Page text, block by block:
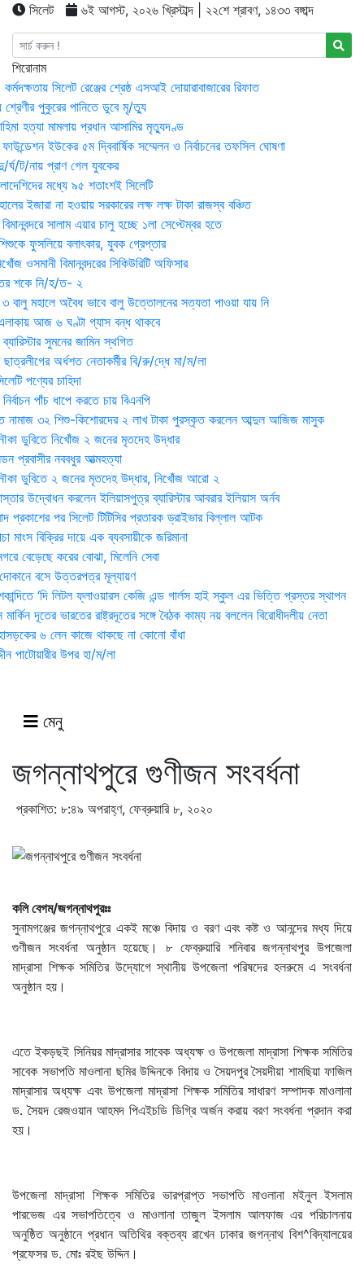
সিলেট ৬ই আগস্ট, ২০২৬ খ্রিস্টাব্দ | ২২শে শ্রাবণ, ১৪৩৩ বঙ্গাব্দ
শিরোনাম
সিলেট রেঞ্জের শ্রেষ্ঠ এসআই দোয়ারাবাজারের রিফাত
শ্রেণীর পুকুরের পানিতে ডুবে মৃ/ত্যু
হত্যা মামলায় প্রধান আসামির মৃত্যুদণ্ড
ইউকের ৫ম দ্বিবার্ষিক সম্মেলন ও নির্বাচনের তফসিল ঘোষণা
ট/নায় প্রাণ গেল যুবকের
মধ্যে ৯৫ শতাংশই সিলেটি
ইজারা না হওয়ায় সরকারের লক্ষ লক্ষ টাকা রাজস্ব বঞ্চিত
সালাম এয়ার চালু হচ্ছে ১লা সেপ্টেম্বর হতে
ফুসলিয়ে বলাৎকার, যুবক গ্রেপ্তার
ওসমানী বিমানবন্দরের সিকিউরিটি অফিসার
শকে নি/হ/ত- ২
বালু মহালে অবৈধ ভাবে বালু উত্তোলনের সত্যতা পাওয়া যায় নি
আজ ৬ ঘণ্টা গ্যাস বন্ধ থাকবে
সুমনের জামিন স্থগিত
ছাত্রলীগের অর্ধশত নেতাকর্মীর বি/রু/দ্ধে মা/ম/লা
পণ্যের চাহিদা
পাঁচ ধাপে করতে চায় বিএনপি
নামাজ ৩২ শিশু-কিশোরদের ২ লাখ টাকা পুরস্কৃত করলেন আব্দুল আজিজ মাসুক
ডুবিতে নিখোঁজ ২ জনের মৃতদেহ উদ্ধার
প্রবাসীর নববধুর আত্মহত্যা
ডুবিতে ২ জনের মৃতদেহ উদ্ধার, নিখোঁজ আরো ২
উদ্বোধন করলেন ইলিয়াসপুত্র ব্যারিস্টার আবরার ইলিয়াস অর্নব
প্রকাশের পর সিলেট টিটিসির প্রতারক ড্রাইভার বিল্লাল আটক
মাংস বিক্রির দায়ে এক ব্যবসায়ীকে জরিমানা
বেড়েছে করের বোঝা, মিলেনি সেবা
বসে উত্তরপত্র মূল্যায়ণ
‘দি লিটল ফ্লাওয়ারস কেজি এন্ড গার্লস হাই স্কুল এর ভিত্তি প্রস্তর স্থাপন
দূতের ভারতের রাষ্ট্রদূতের সঙ্গে বৈঠক কাম্য নয় বললেন বিরোধীদলীয় নেতা
৬ লেন কাজে থাকছে না কোনো বাঁধা
পাটোয়ারীর উপর হা/ম/লা
মেনু
জগন্নাথপুরে গুণীজন সংবর্ধনা
প্রকাশিত: ৮:৪৯ অপরাহ্ণ, ফেব্রুয়ারি ৮, ২০২০
কলি বেগম/জগন্নাথপুরঃঃ
সুনামগঞ্জের জগন্নাথপুরে একই মঞ্চে বিদায় ও বরণ এবং কষ্ট ও আনন্দের মধ্য দিয়ে
গুণীজন সংবর্ধনা অনুষ্ঠান হয়েছে। ৮ ফেব্রুয়ারি শনিবার জগন্নাথপুর উপজেলা
মাদ্রাসা শিক্ষক সমিতির উদ্যোগে স্থানীয় উপজেলা পরিষদের হলরুমে এ সংবর্ধনা
অনুষ্ঠান হয়।
এতে ইকড়ছই সিনিয়র মাদ্রাসার সাবেক অধ্যক্ষ ও উপজেলা মাদ্রাসা শিক্ষক সমিতির
সাবেক সভাপতি মাওলানা ছমির উদ্দিনকে বিদায় ও সৈয়দপুর সৈয়দীয়া শামছিয়া ফাজিল
মাদ্রাসার অধ্যক্ষ এবং উপজেলা মাদ্রাসা শিক্ষক সমিতির সাধারণ সম্পাদক মাওলানা
ড. সৈয়দ রেজওয়ান আহমদ পিএইচডি ডিগ্রি অর্জন করায় বরণ সংবর্ধনা প্রদান করা
হয়।
উপজেলা মাদ্রাসা শিক্ষক সমিতির ভারপ্রাপ্ত সভাপতি মাওলানা মইনুল ইসলাম
পারভেজ এর সভাপতিত্বে ও মাওলানা তাজুল ইসলাম আলফাজ এর পরিচালনায়
অনুষ্ঠিত অনুষ্ঠানে প্রধান অতিথির বক্তব্য রাখেন ঢাকার জগন্নাথ বিশ^বিদ্যালয়ের
প্রফেসর ড. মোঃ রইছ উদ্দিন।